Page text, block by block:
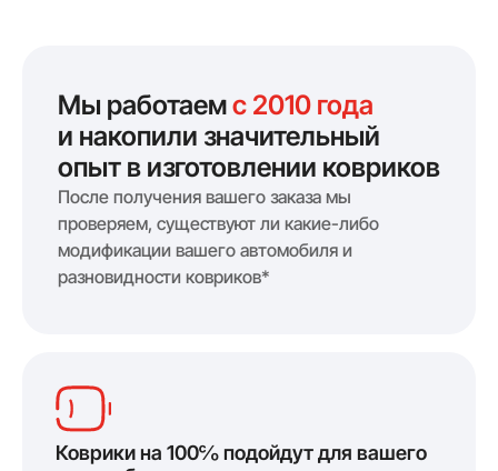
Мы работаемс 2010 года
и накопили значительный
опыт в изготовлении ковриков
После получения вашего заказа мы
проверяем, существуют ли какие-либо
модификации вашего автомобиля и
разновидности ковриков*
Коврики на 100℅ подойдут для вашего